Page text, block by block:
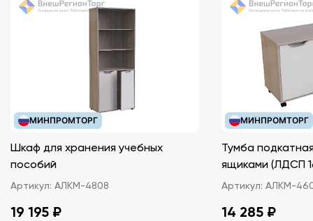
МИНПРОМТОРГ
Шкаф для хранения учебных
пособий
Артикул: АЛКМ-4808
19 195 ₽
МИНПРОМТОРГ
Тумба
ящиками
Артикул: АЛКМ-
14 285 ₽